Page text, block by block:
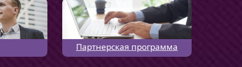
Партнерская программа